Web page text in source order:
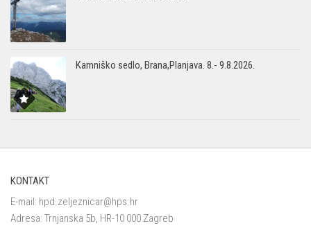
Kamniško sedlo, Brana,Planjava. 8.- 9.8.2026.
KONTAKT
E-mail: hpd.zeljeznicar@hps.hr
Adresa: Trnjanska 5b, HR-10 000 Zagreb